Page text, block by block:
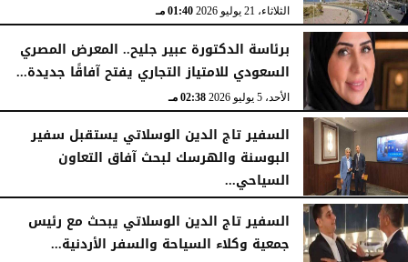
الثلاثاء، 21 يوليو 2026 01:40 مـ
برئاسة الدكتورة عبير جليح.. المعرض المصري
السعودي للامتياز التجاري يفتح آفاقًا جديدة...
الأحد، 5 يوليو 2026 02:38 مـ
السفير تاج الدين الوسلاتي يستقبل سفير
البوسنة والهرسك لبحث آفاق التعاون
السياحي...
الثلاثاء، 23 يونيو 2026 03:33 مـ
السفير تاج الدين الوسلاتي يبحث مع رئيس
جمعية وكلاء السياحة والسفر الأردنية...